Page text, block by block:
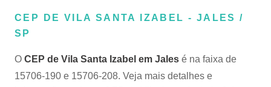
CEP DE VILA SANTA IZABEL - JALES /
SP
O CEP de Vila Santa Izabel em Jales é na faixa de
15706-190 e 15706-208. Veja mais detalhes e